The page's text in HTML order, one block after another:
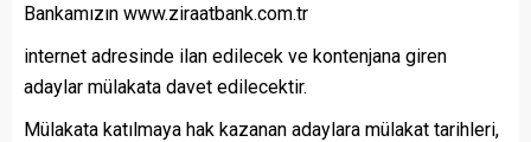
Bankamızın www.ziraatbank.com.tr
internet adresinde ilan edilecek ve kontenjana giren
adaylar mülakata davet edilecektir.
Mülakata katılmaya hak kazanan adaylara mülakat tarihleri,